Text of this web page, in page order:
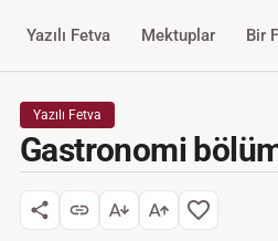
Yazılı Fetva Mektuplar Bir
Yazılı Fetva
Gastronomi